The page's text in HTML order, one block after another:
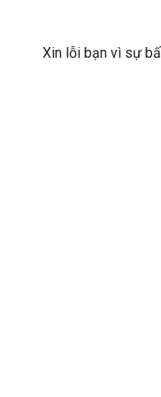
Xin lỗi bạn vì sự